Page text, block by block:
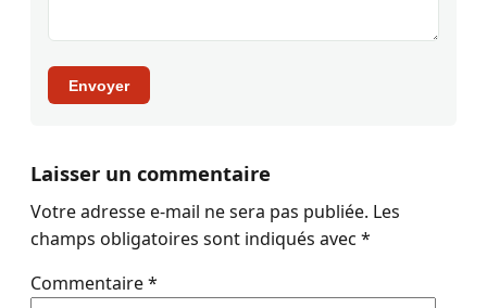
Envoyer
Laisser un commentaire
Votre adresse e-mail ne sera pas publiée. Les
champs obligatoires sont indiqués avec *
Commentaire*